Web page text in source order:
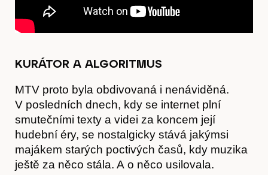
Akce
KURÁTOR A ALGORITMUS
MTV proto byla obdivovaná i nenáviděná.
V posledních dnech, kdy se internet plní
smutečními texty a videi za koncem její
hudební éry, se nostalgicky stává jakýmsi
majákem starých poctivých časů, kdy muzika
ještě za něco stála. A o něco usilovala.